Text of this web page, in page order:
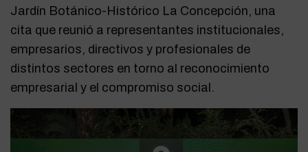
Jardín Botánico-Histórico La Concepción, una
cita que reunió a representantes institucionales,
empresarios, directivos y profesionales de
distintos sectores en torno al reconocimiento
empresarial y el compromiso social.